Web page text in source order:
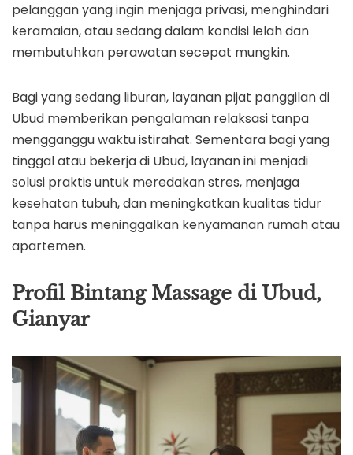
pelanggan yang ingin menjaga privasi, menghindari
keramaian, atau sedang dalam kondisi lelah dan
membutuhkan perawatan secepat mungkin.
Bagi yang sedang liburan, layanan pijat panggilan di
Ubud memberikan pengalaman relaksasi tanpa
mengganggu waktu istirahat. Sementara bagi yang
tinggal atau bekerja di Ubud, layanan ini menjadi
solusi praktis untuk meredakan stres, menjaga
kesehatan tubuh, dan meningkatkan kualitas tidur
tanpa harus meninggalkan kenyamanan rumah atau
apartemen.
Profil Bintang Massage di Ubud,
Gianyar